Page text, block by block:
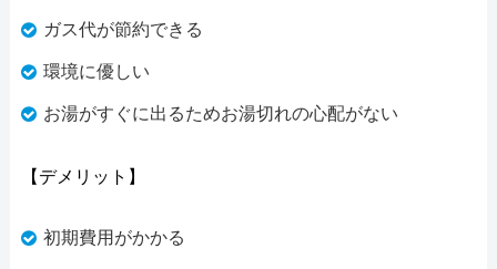
ガス代が節約できる
環境に優しい
お湯がすぐに出るためお湯切れの心配がない
【デメリット】
初期費用がかかる